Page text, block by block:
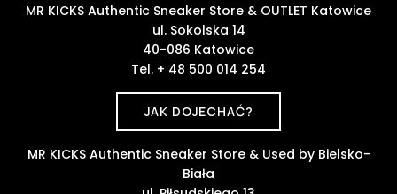
MR KICKS Authentic Sneaker Store & OUTLET Katowice
ul. Sokolska 14
40-086 Katowice
Tel. + 48 500 014 254
JAK DOJECHAĆ?
MR KICKS Authentic Sneaker Store & Used by Bielsko-
Biała